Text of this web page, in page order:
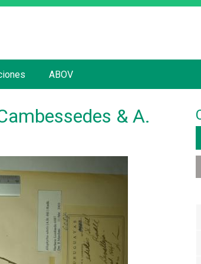
& A.
ABOV